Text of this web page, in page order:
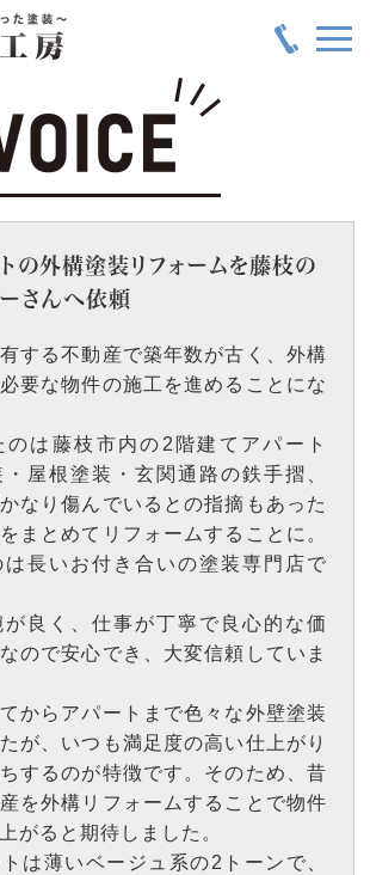
の外構塗装リフォームを藤枝の
さんへ依頼
する不動産で築年数が古く、外構
要な物件の施工を進めることにな
のは藤枝市内の2階建てアパート
屋根塗装・玄関通路の鉄手摺、
なり傷んでいるとの指摘もあった
まとめてリフォームすることに。
は長いお付き合いの塗装専門店で
良く、仕事が丁寧で良心的な価
ので安心でき、大変信頼していま
からアパートまで色々な外壁塗装
が、いつも満足度の高い仕上がり
するのが特徴です。そのため、昔
を外構リフォームすることで物件
がると期待しました。
は薄いベージュ系の2トーンで、